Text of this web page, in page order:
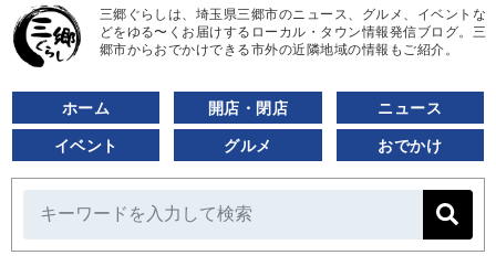
三郷ぐらしは、埼玉県三郷市のニュース、グルメ、イベントな
どをゆる〜くお届けするローカル・タウン情報発信ブログ。三
郷市からおでかけできる市外の近隣地域の情報もご紹介。
ホーム 開店・閉店 ニュース
イベント グルメ おでかけ